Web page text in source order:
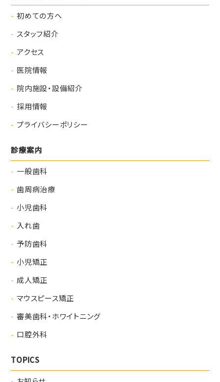
初めての方へ
スタッフ紹介
アクセス
医院情報
院内施設・設備紹介
採用情報
プライバシーポリシー
診療案内
一般歯科
歯周病治療
小児歯科
入れ歯
予防歯科
小児矯正
成人矯正
マウスピース矯正
審美歯科・ホワイトニング
口腔外科
TOPICS